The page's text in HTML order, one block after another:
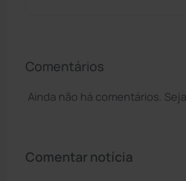
Comentários
Ainda não há comentários.
Comentar notícia